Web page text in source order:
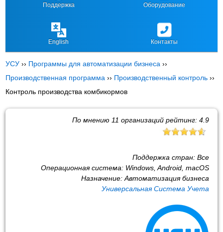
Поддержка Оборудование
English Контакты
УСУ ›› Программы для автоматизации бизнеса ››
Производственная программа ›› Производственный контроль ››
Контроль производства комбикормов
По мнению 11 организаций рейтинг: 4.9
Поддержка стран: Все
Операционная система: Windows, Android, macOS
Назначение: Автоматизация бизнеса
Универсальная Система Учета